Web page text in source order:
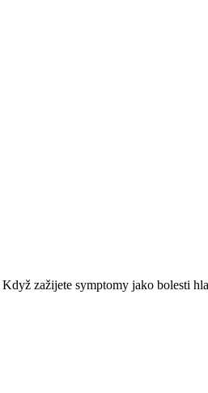
zažijete symptomy jako bolesti